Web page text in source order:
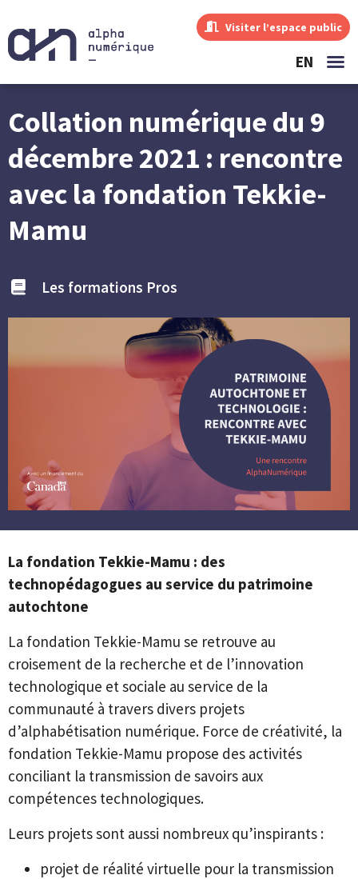
Visiter l’espace public
EN
Collation numérique du 9
décembre 2021 : rencontre
avec la fondation Tekkie-
Mamu
Les formations Pros
La fondation Tekkie-Mamu : des
technopédagogues au service du patrimoine
autochtone
La fondation Tekkie-Mamu se retrouve au
croisement de la recherche et de l’innovation
technologique et sociale au service de la
communauté à travers divers projets
d’alphabétisation numérique. Force de créativité, la
fondation Tekkie-Mamu propose des activités
conciliant la transmission de savoirs aux
compétences technologiques.
Leurs projets sont aussi nombreux qu’inspirants :
projet de réalité virtuelle pour la transmission